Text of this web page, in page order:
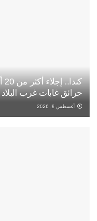
حرائق غابات غرب البلاد
أغسطس 9, 2026